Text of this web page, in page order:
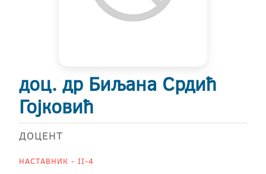
доц. др Биљана Срдић
Гојковић
ДОЦЕНТ
НАСТАВНИК - II-4